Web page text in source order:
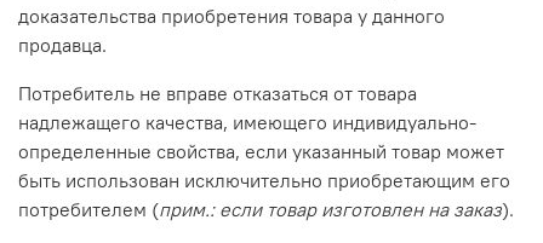
доказательства приобретения товара у данного
продавца.
Потребитель не вправе отказаться от товара
надлежащего качества, имеющего индивидуально-
определенные свойства, если указанный товар может
быть использован исключительно приобретающим его
потребителем (прим.: если товар изготовлен на заказ).